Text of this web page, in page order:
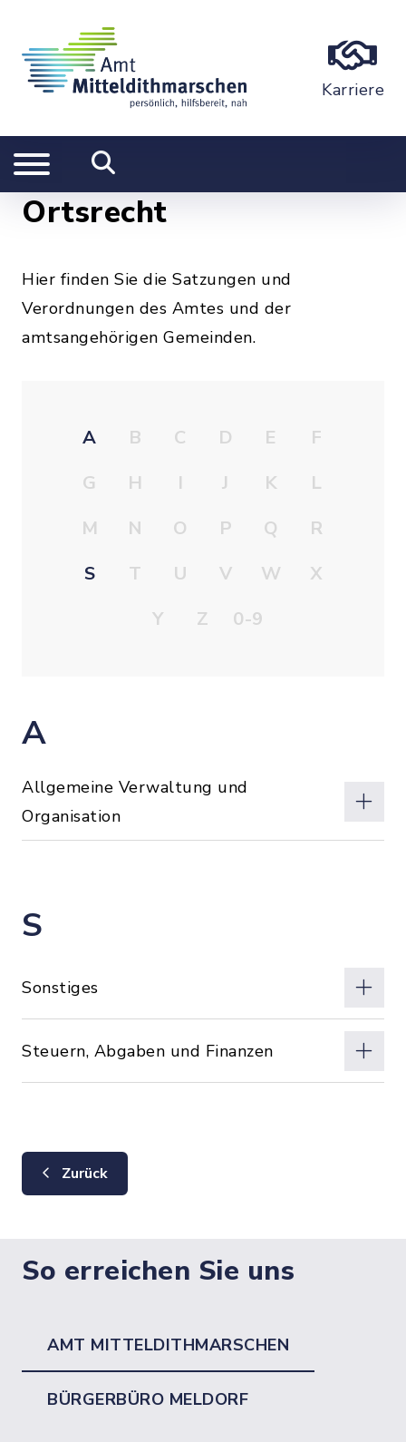
Karriere
Ortsrecht
Hier finden Sie die Satzungen und
Verordnungen des Amtes und der
amtsangehörigen Gemeinden.
A B C D E
F
G
H I J K
L
M
N O P Q
R
S
T U V W
X
Y
Z 0-9
A
Allgemeine Verwaltung und
Organisation
S
Sonstiges
Steuern, Abgaben und Finanzen
Zurück
So erreichen Sie uns
AMT MITTELDITHMARSCHEN
BÜRGERBÜRO MELDORF